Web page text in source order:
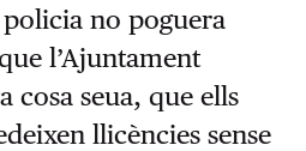
no poguera
l’Ajuntament
cosa seua, que ells
llicències sense